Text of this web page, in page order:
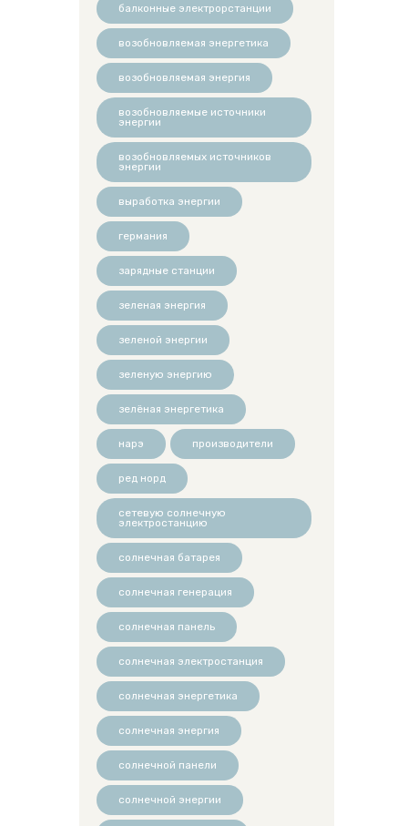
балконные электрорстанции
возобновляемая энергетика
возобновляемая энергия
возобновляемые источники
энергии
возобновляемых источников
энергии
выработка энергии
германия
зарядные станции
зеленая энергия
зеленой энергии
зеленую энергию
зелёная энергетика
нарэ производители
ред норд
сетевую солнечную
электростанцию
солнечная батарея
солнечная генерация
солнечная панель
солнечная электростанция
солнечная энергетика
солнечная энергия
солнечной панели
солнечной энергии